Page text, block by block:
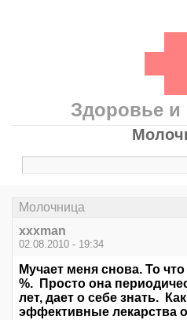
Здоровье
Молочница
xxxman
02.08.2010 - 19:34
Мучает меня снова. То
%. Просто она
лет, дает о себе знать.
эффективные лекарства